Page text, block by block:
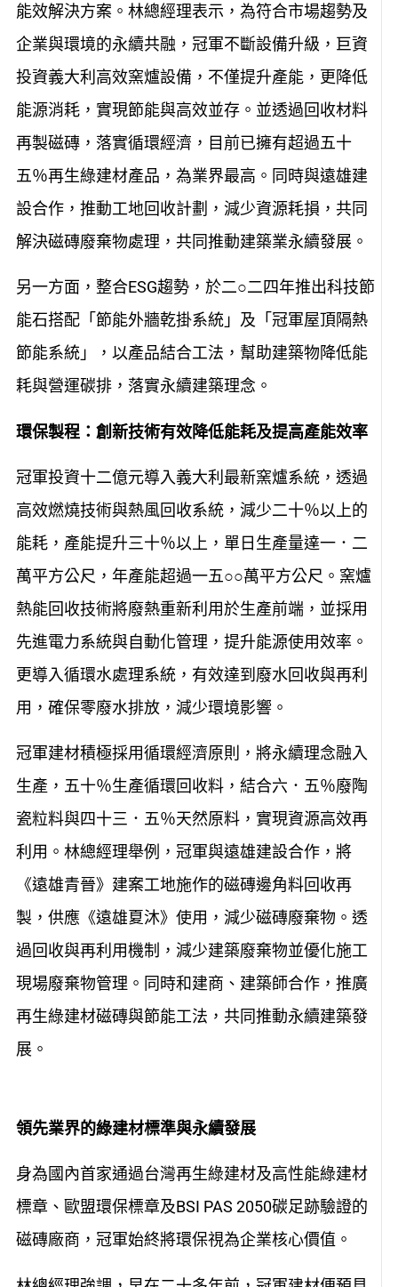
能效解決方案。林總經理表示，為符合市場趨勢及
企業與環境的永續共融，冠軍不斷設備升級，巨資
投資義大利高效窯爐設備，不僅提升產能，更降低
能源消耗，實現節能與高效並存。並透過回收材料
再製磁磚，落實循環經濟，目前已擁有超過五十
五％再生綠建材產品，為業界最高。同時與遠雄建
設合作，推動工地回收計劃，減少資源耗損，共同
解決磁磚廢棄物處理，共同推動建築業永續發展。
另一方面，整合ESG趨勢，於二○二四年推出科技節
能石搭配「節能外牆乾掛系統」及「冠軍屋頂隔熱
節能系統」，以產品結合工法，幫助建築物降低能
耗與營運碳排，落實永續建築理念。
環保製程：創新技術有效降低能耗及提高產能效率
冠軍投資十二億元導入義大利最新窯爐系統，透過
高效燃燒技術與熱風回收系統，減少二十％以上的
能耗，產能提升三十％以上，單日生產量達一．二
萬平方公尺，年產能超過一五○○萬平方公尺。窯爐
熱能回收技術將廢熱重新利用於生產前端，並採用
先進電力系統與自動化管理，提升能源使用效率。
更導入循環水處理系統，有效達到廢水回收與再利
用，確保零廢水排放，減少環境影響。
冠軍建材積極採用循環經濟原則，將永續理念融入
生產，五十％生產循環回收料，結合六．五％廢陶
瓷粒料與四十三．五％天然原料，實現資源高效再
利用。林總經理舉例，冠軍與遠雄建設合作，將
《遠雄青晉》建案工地施作的磁磚邊角料回收再
製，供應《遠雄夏沐》使用，減少磁磚廢棄物。透
過回收與再利用機制，減少建築廢棄物並優化施工
現場廢棄物管理。同時和建商、建築師合作，推廣
再生綠建材磁磚與節能工法，共同推動永續建築發
展。
領先業界的綠建材標準與永續發展
身為國內首家通過台灣再生綠建材及高性能綠建材
標章、歐盟環保標章及BSI PAS 2050碳足跡驗證的
磁磚廠商，冠軍始終將環保視為企業核心價值。